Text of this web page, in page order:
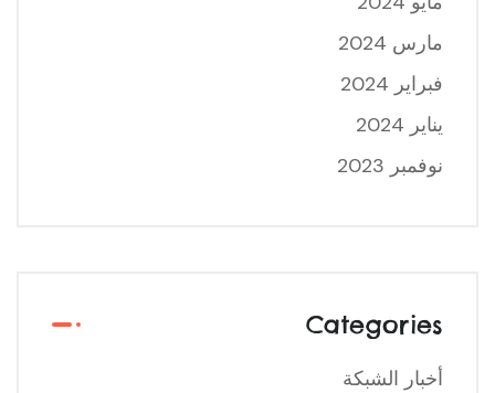
مارس 2024
فبراير 2024
يناير 2024
نوفمبر 2023
Categories
أخبار الشبكة